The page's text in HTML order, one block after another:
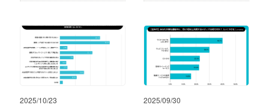
2025/10/23 2025/09/30